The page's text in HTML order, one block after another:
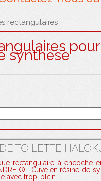
rectangulaires
synthèse
TOILETTE
rectangulaire à encoche
® . Cuve en résine de
avec trop-plein.